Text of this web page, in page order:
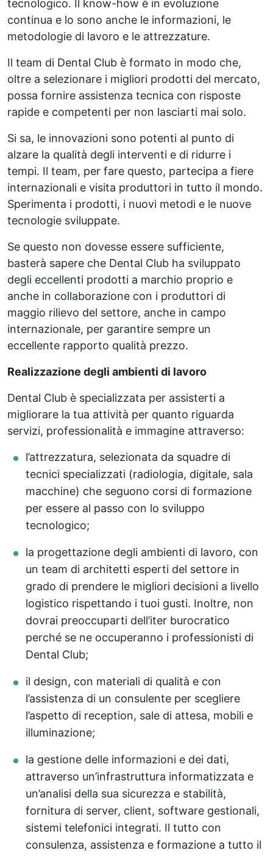
tecnologico. Il know-how è in evoluzione
continua e lo sono anche le informazioni, le
metodologie di lavoro e le attrezzature.
Il team di Dental Club è formato in modo che,
oltre a selezionare i migliori prodotti del mercato,
possa fornire assistenza tecnica con risposte
rapide e competenti per non lasciarti mai solo.
Si sa, le innovazioni sono potenti al punto di
alzare la qualità degli interventi e di ridurre i
tempi. Il team, per fare questo, partecipa a fiere
internazionali e visita produttori in tutto il mondo.
Sperimenta i prodotti, i nuovi metodi e le nuove
tecnologie sviluppate.
Se questo non dovesse essere sufficiente,
basterà sapere che Dental Club ha sviluppato
degli eccellenti prodotti a marchio proprio e
anche in collaborazione con i produttori di
maggio rilievo del settore, anche in campo
internazionale, per garantire sempre un
eccellente rapporto qualità prezzo.
Realizzazione degli ambienti di lavoro
Dental Club è specializzata per assisterti a
migliorare la tua attività per quanto riguarda
servizi, professionalità e immagine attraverso:
l’attrezzatura, selezionata da squadre di
tecnici specializzati (radiologia, digitale, sala
macchine) che seguono corsi di formazione
per essere al passo con lo sviluppo
tecnologico;
la progettazione degli ambienti di lavoro, con
un team di architetti esperti del settore in
grado di prendere le migliori decisioni a livello
logistico rispettando i tuoi gusti. Inoltre, non
dovrai preoccuparti dell’iter burocratico
perché se ne occuperanno i professionisti di
Dental Club;
il design, con materiali di qualità e con
l’assistenza di un consulente per scegliere
l’aspetto di reception, sale di attesa, mobili e
illuminazione;
la gestione delle informazioni e dei dati,
attraverso un’infrastruttura informatizzata e
un’analisi della sua sicurezza e stabilità,
fornitura di server, client, software gestionali,
sistemi telefonici integrati. Il tutto con
consulenza, assistenza e formazione a tutto il